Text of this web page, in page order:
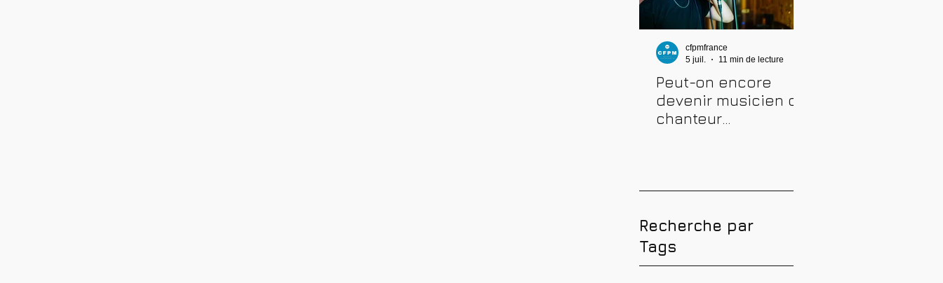
Peut-on encore
devenir musicien ou
chanteur
à éviter
cfpmfrance
5 juil.
11 min de lecture
Recherche par
Tags